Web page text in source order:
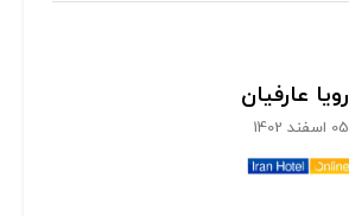
رویا عارفیان
05 اسفند 1402